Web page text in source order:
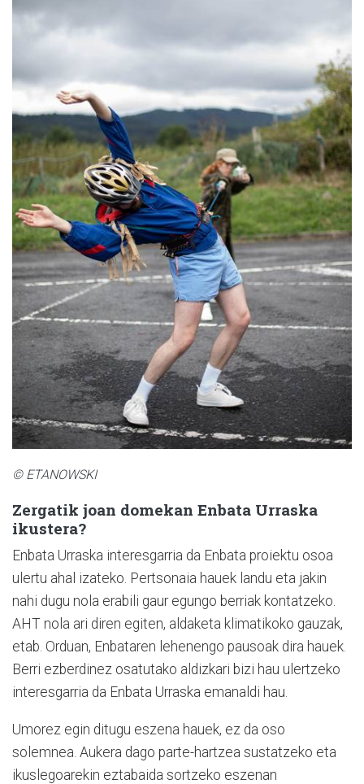
© ETANOWSKI
Zergatik joan domekan Enbata Urraska
ikustera?
Enbata Urraska interesgarria da Enbata proiektu osoa
ulertu ahal izateko. Pertsonaia hauek landu eta jakin
nahi dugu nola erabili gaur egungo berriak kontatzeko.
AHT nola ari diren egiten, aldaketa klimatikoko gauzak,
etab. Orduan, Enbataren lehenengo pausoak dira hauek.
Berri ezberdinez osatutako aldizkari bizi hau ulertzeko
interesgarria da Enbata Urraska emanaldi hau.
Umorez egin ditugu eszena hauek, ez da oso
solemnea. Aukera dago parte-hartzea sustatzeko eta
ikuslegoarekin eztabaida sortzeko eszenan